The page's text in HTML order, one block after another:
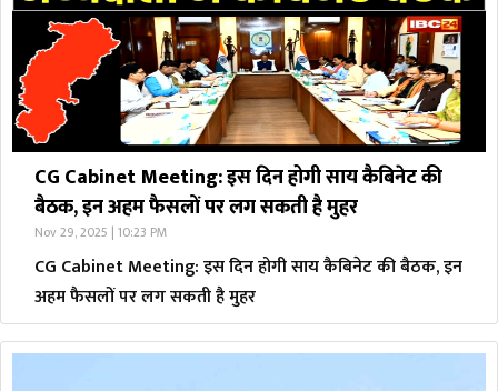
CG Cabinet Meeting: इस दिन होगी साय कैबिनेट की
बैठक, इन अहम फैसलों पर लग सकती है मुहर
Nov 29, 2025 | 10:23 PM
CG Cabinet Meeting: इस दिन होगी साय कैबिनेट की बैठक, इन
अहम फैसलों पर लग सकती है मुहर